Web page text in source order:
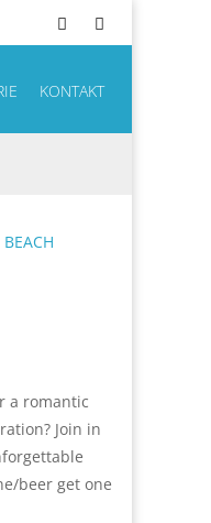
KONTAKT
a romantic
Join in
beer get one